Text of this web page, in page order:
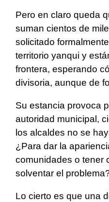
Pero en claro queda
suman cientos de
solicitado
territorio yanqui y
frontera, esperando
divisoria, aunque de
Su estancia provoca
autoridad municipal,
los alcaldes no se
¿Para dar la
comunidades o tener
solventar el
Lo cierto es que una